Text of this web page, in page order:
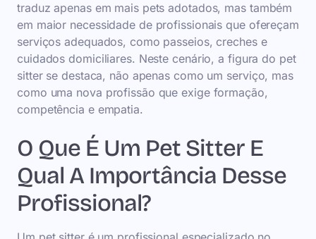
traduz apenas em mais pets adotados, mas também
em maior necessidade de profissionais que ofereçam
serviços adequados, como passeios, creches e
cuidados domiciliares. Neste cenário, a figura do pet
sitter se destaca, não apenas como um serviço, mas
como uma nova profissão que exige formação,
competência e empatia.
O Que É Um Pet Sitter E
Qual A Importância Desse
Profissional?